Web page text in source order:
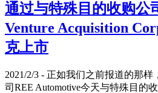
通过与特殊目的收购公
Venture Acquisition
克上市
2021/2/3 - 正如我们之前报道的那
司REE Automotive今天与特殊目的